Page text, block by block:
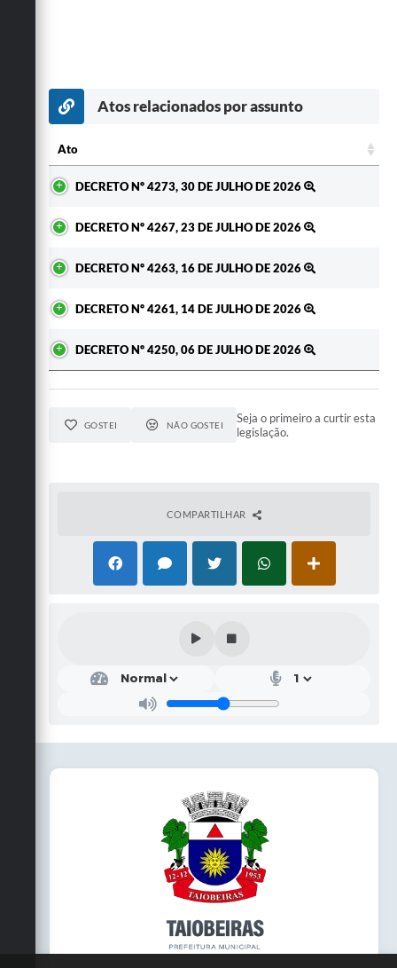
Atos relacionados por assunto
Ato
DECRETO Nº 4273, 30 DE JULHO DE 2026
DECRETO Nº 4267, 23 DE JULHO DE 2026
DECRETO Nº 4263, 16 DE JULHO DE 2026
DECRETO Nº 4261, 14 DE JULHO DE 2026
DECRETO Nº 4250, 06 DE JULHO DE 2026
GOSTEI NÃO GOSTEI
Seja o primeiro a curtir esta
legislação.
COMPARTILHAR